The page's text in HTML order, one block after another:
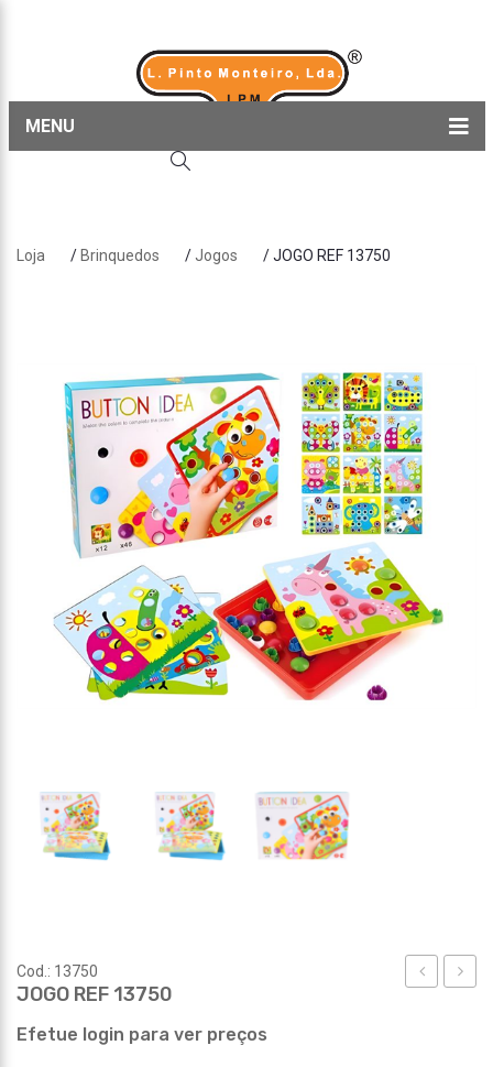
MENU
Sobre nós
Loja / Brinquedos / Jogos / JOGO REF 13750
Cod.: 13750
JOGO REF 13750
Efetue login para ver preços